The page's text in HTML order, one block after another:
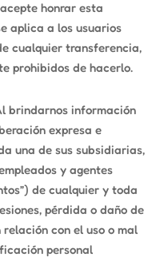
honrar esta
aplica a los usuarios
cualquier transferencia,
prohibidos de hacerlo.
brindarnos información
expresa e
una de sus subsidiarias,
y agentes
de cualquier y toda
pérdida o daño de
con el uso o mal
personal